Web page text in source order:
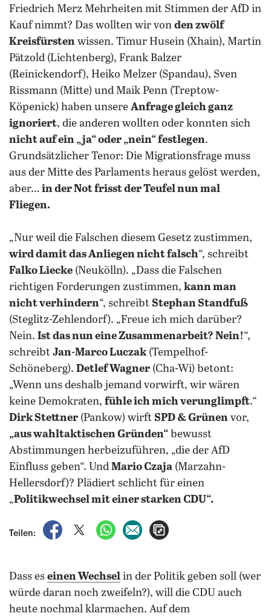
Friedrich Merz Mehrheiten mit Stimmen der AfD in
Kauf nimmt? Das wollten wir von den zwölf
Kreisfürsten wissen. Timur Husein (Xhain), Martin
Pätzold (Lichtenberg), Frank Balzer
(Reinickendorf), Heiko Melzer (Spandau), Sven
Rissmann (Mitte) und Maik Penn (Treptow-
Köpenick) haben unsere Anfrage gleich ganz
ignoriert, die anderen wollten oder konnten sich
nicht auf ein „ja“ oder „nein“ festlegen.
Grundsätzlicher Tenor: Die Migrationsfrage muss
aus der Mitte des Parlaments heraus gelöst werden,
aber… in der Not frisst der Teufel nun mal
Fliegen.
„Nur weil die Falschen diesem Gesetz zustimmen,
wird damit das Anliegen nicht falsch“, schreibt
Falko Liecke (Neukölln). „Dass die Falschen
richtigen Forderungen zustimmen, kann man
nicht verhindern“, schreibt Stephan Standfuß
(Steglitz-Zehlendorf). „Freue ich mich darüber?
Nein. Ist das nun eine Zusammenarbeit? Nein!“,
schreibt Jan-Marco Luczak(Tempelhof-
Schöneberg). Detlef Wagner (Cha-Wi) betont:
„Wenn uns deshalb jemand vorwirft, wir wären
keine Demokraten, fühle ich mich verunglimpft.“
Dirk Stettner (Pankow) wirft SPD & Grünen vor,
„aus wahltaktischen Gründen“ bewusst
Abstimmungen herbeizuführen, „die der AfD
Einfluss geben“. Und Mario Czaja (Marzahn-
Hellersdorf)? Plädiert schlicht für einen
„Politikwechsel mit einer starken CDU“.
Teilen:
auf Facebook teilen
auf X teilenper WhatsApp teilen
per E-Mail teilen
Dass es einen Wechsel in der Politik geben soll (wer
würde daran noch zweifeln?), will die CDU auch
heute nochmal klarmachen. Auf dem